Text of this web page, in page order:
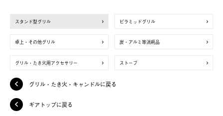
スタンド型グリル ピラミッドグリル
卓上・その他グリル 炭・アルミ等消耗品
グリル・たき火用アクセサリー ストーブ
グリル・たき火・キャンドルに戻る
ギアトップに戻る